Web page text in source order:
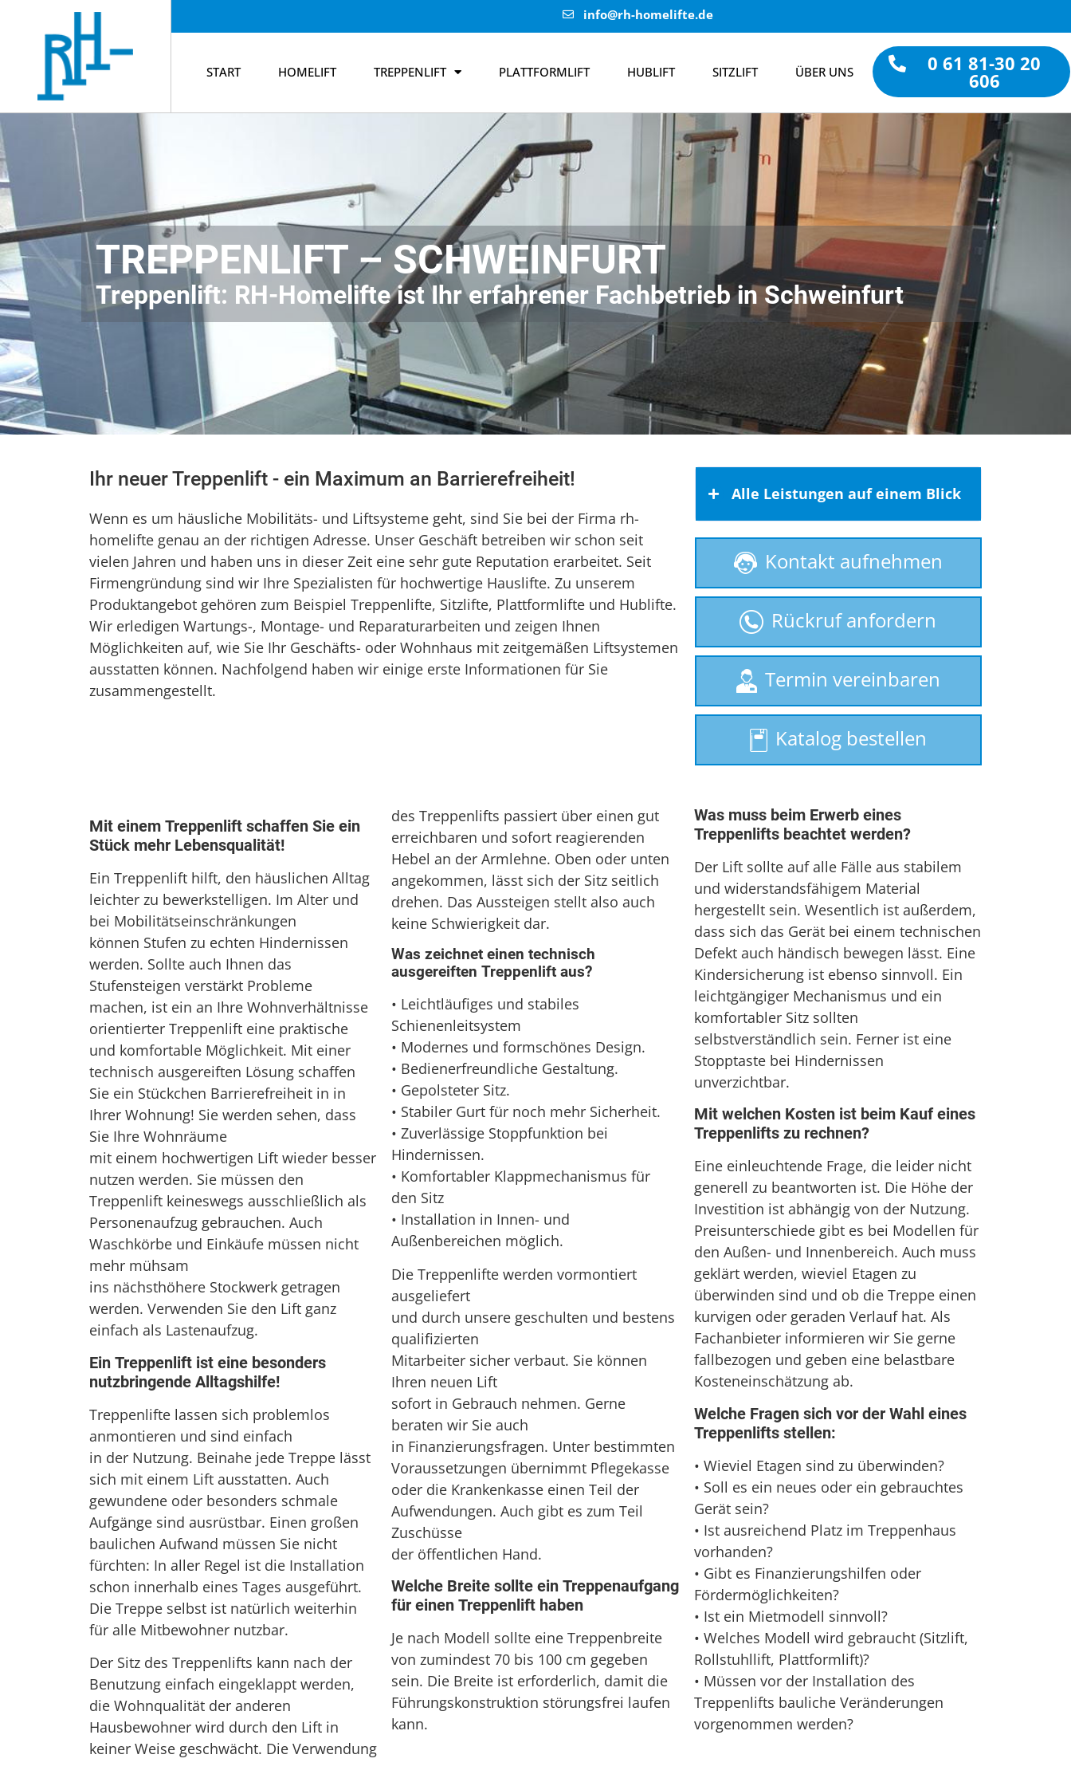
info@rh-homelifte.de
START HOMELIFT TREPPENLIFT PLATTFORMLIFT HUBLIFT SITZLIFT ÜBER UNS 0 61 81-30 20
606
TREPPENLIFT – SCHWEINFURT
Treppenlift: RH-Homelifte ist Ihr erfahrener Fachbetrieb in Schweinfurt
Ihr neuer Treppenlift - ein Maximum an Barrierefreiheit!
Wenn es um häusliche Mobilitäts- und Liftsysteme geht, sind Sie bei der Firma rh-
homelifte genau an der richtigen Adresse. Unser Geschäft betreiben wir schon seit
vielen Jahren und haben uns in dieser Zeit eine sehr gute Reputation erarbeitet. Seit
Firmengründung sind wir Ihre Spezialisten für hochwertige Hauslifte. Zu unserem
Produktangebot gehören zum Beispiel Treppenlifte, Sitzlifte, Plattformlifte und Hublifte.
Wir erledigen Wartungs-, Montage- und Reparaturarbeiten und zeigen Ihnen
Möglichkeiten auf, wie Sie Ihr Geschäfts- oder Wohnhaus mit zeitgemäßen Liftsystemen
ausstatten können. Nachfolgend haben wir einige erste Informationen für Sie
zusammengestellt.
Alle Leistungen auf einem Blick
Behindertenlift
gebrauchte Treppenlifte
Homelift
Hublift
Rollstuhllift
Seniorenlift
Sitzlift
Treppenaufzug
Treppenlift mieten
Kontakt aufnehmen
Rückruf anfordern
Termin vereinbaren
Katalog bestellen
Mit einem Treppenlift schaffen Sie ein
Stück mehr Lebensqualität!
Ein Treppenlift hilft, den häuslichen Alltag
leichter zu bewerkstelligen. Im Alter und
bei Mobilitätseinschränkungen
können Stufen zu echten Hindernissen
werden. Sollte auch Ihnen das
Stufensteigen verstärkt Probleme
machen, ist ein an Ihre Wohnverhältnisse
orientierter Treppenlift eine praktische
und komfortable Möglichkeit. Mit einer
technisch ausgereiften Lösung schaffen
Sie ein Stückchen Barrierefreiheit in in
Ihrer Wohnung! Sie werden sehen, dass
Sie Ihre Wohnräume
mit einem hochwertigen Lift wieder besser
nutzen werden. Sie müssen den
Treppenlift keineswegs ausschließlich als
Personenaufzug gebrauchen. Auch
Waschkörbe und Einkäufe müssen nicht
mehr mühsam
ins nächsthöhere Stockwerk getragen
werden. Verwenden Sie den Lift ganz
einfach als Lastenaufzug.
Ein Treppenlift ist eine besonders
nutzbringende Alltagshilfe!
Treppenlifte lassen sich problemlos
anmontieren und sind einfach
in der Nutzung. Beinahe jede Treppe lässt
sich mit einem Lift ausstatten. Auch
gewundene oder besonders schmale
Aufgänge sind ausrüstbar. Einen großen
baulichen Aufwand müssen Sie nicht
fürchten: In aller Regel ist die Installation
schon innerhalb eines Tages ausgeführt.
Die Treppe selbst ist natürlich weiterhin
für alle Mitbewohner nutzbar.
Der Sitz des Treppenlifts kann nach der
Benutzung einfach eingeklappt werden,
die Wohnqualität der anderen
Hausbewohner wird durch den Lift in
keiner Weise geschwächt. Die Verwendung
des Treppenlifts passiert über einen gut
erreichbaren und sofort reagierenden
Hebel an der Armlehne. Oben oder unten
angekommen, lässt sich der Sitz seitlich
drehen. Das Aussteigen stellt also auch
keine Schwierigkeit dar.
Was zeichnet einen technisch
ausgereiften Treppenlift aus?
• Leichtläufiges und stabiles
Schienenleitsystem
• Modernes und formschönes Design.
• Bedienerfreundliche Gestaltung.
• Gepolsteter Sitz.
• Stabiler Gurt für noch mehr Sicherheit.
• Zuverlässige Stoppfunktion bei
Hindernissen.
• Komfortabler Klappmechanismus für
den Sitz
• Installation in Innen- und
Außenbereichen möglich.
Die Treppenlifte werden vormontiert
ausgeliefert
und durch unsere geschulten und bestens
qualifizierten
Mitarbeiter sicher verbaut. Sie können
Ihren neuen Lift
sofort in Gebrauch nehmen. Gerne
beraten wir Sie auch
in Finanzierungsfragen. Unter bestimmten
Voraussetzungen übernimmt Pflegekasse
oder die Krankenkasse einen Teil der
Aufwendungen. Auch gibt es zum Teil
Zuschüsse
der öffentlichen Hand.
Welche Breite sollte ein Treppenaufgang
für einen Treppenlift haben
Je nach Modell sollte eine Treppenbreite
von zumindest 70 bis 100 cm gegeben
sein. Die Breite ist erforderlich, damit die
Führungskonstruktion störungsfrei laufen
kann.
Was muss beim Erwerb eines
Treppenlifts beachtet werden?
Der Lift sollte auf alle Fälle aus stabilem
und widerstandsfähigem Material
hergestellt sein. Wesentlich ist außerdem,
dass sich das Gerät bei einem technischen
Defekt auch händisch bewegen lässt. Eine
Kindersicherung ist ebenso sinnvoll. Ein
leichtgängiger Mechanismus und ein
komfortabler Sitz sollten
selbstverständlich sein. Ferner ist eine
Stopptaste bei Hindernissen
unverzichtbar.
Mit welchen Kosten ist beim Kauf eines
Treppenlifts zu rechnen?
Eine einleuchtende Frage, die leider nicht
generell zu beantworten ist. Die Höhe der
Investition ist abhängig von der Nutzung.
Preisunterschiede gibt es bei Modellen für
den Außen- und Innenbereich. Auch muss
geklärt werden, wieviel Etagen zu
überwinden sind und ob die Treppe einen
kurvigen oder geraden Verlauf hat. Als
Fachanbieter informieren wir Sie gerne
fallbezogen und geben eine belastbare
Kosteneinschätzung ab.
Welche Fragen sich vor der Wahl eines
Treppenlifts stellen:
• Wieviel Etagen sind zu überwinden?
• Soll es ein neues oder ein gebrauchtes
Gerät sein?
• Ist ausreichend Platz im Treppenhaus
vorhanden?
• Gibt es Finanzierungshilfen oder
Fördermöglichkeiten?
• Ist ein Mietmodell sinnvoll?
• Welches Modell wird gebraucht (Sitzlift,
Rollstuhllift, Plattformlift)?
• Müssen vor der Installation des
Treppenlifts bauliche Veränderungen
vorgenommen werden?